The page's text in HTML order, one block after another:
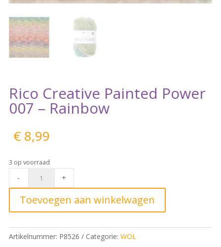
Rico Creative Painted Power
007 – Rainbow
€8,99
3 op voorraad
Painted
-
Rainbow
- +
Toevoegen aan winkelwagen
Artikelnummer: P8526 Categorie: WOL